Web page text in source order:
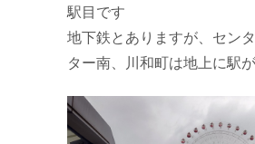
駅目です
地下鉄とありますが、セン
ター南、川和町は地上に駅